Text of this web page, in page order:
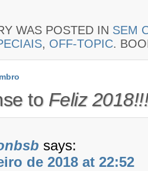
WAS POSTED IN SEM
, OFF-TOPIC.
to Feliz
says:
de 2018 at 22:52